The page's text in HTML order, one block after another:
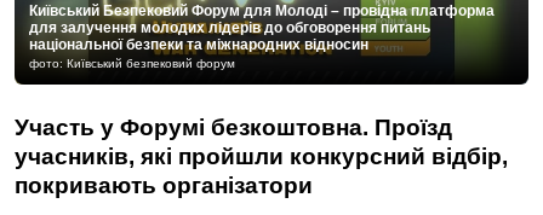
Київський Безпековий Форум для Молоді – провідна платформа
для залучення молодих лідерів до обговорення питань
національної безпеки та міжнародних відносин
фото: Київський безпековий форум
Участь у Форумі безкоштовна. Проїзд
учасників, які пройшли конкурсний відбір,
покривають організатори